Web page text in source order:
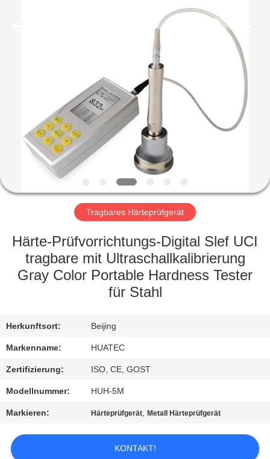
PRODUKTE
ÜBER
UNS
FABRIK-
AUSFLUG
QUALITÄTSKONTROLLE
MIT
UNS
IN
VERBINDUNG
FORDERN
Tragbares Härteprüfgerät
Härte-Prüfvorrichtungs-Digital Slef UCI
tragbare mit Ultraschallkalibrierung
Gray Color Portable Hardness Tester
für Stahl
Herkunftsort: Beijing
Markenname: HUATEC
Zertifizierung: ISO, CE, GOST
Modellnummer: HUH-5M
Markieren: Härteprüfgerät,Metall Härteprüfgerät
KONTAKT!